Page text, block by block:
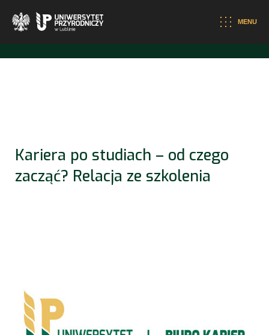
otwiera się w nowej karcie MENU
Kariera po studiach – od czego
zacząć? Relacja ze szkolenia